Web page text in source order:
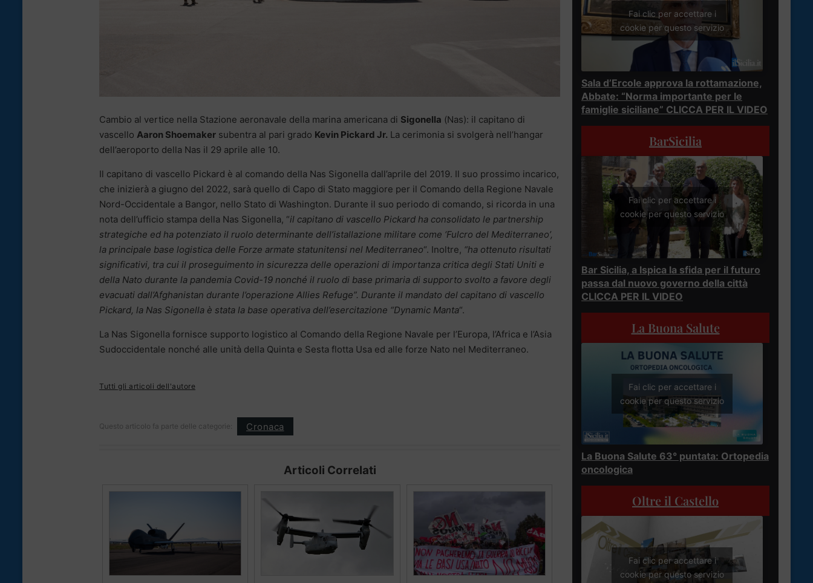
Cambio al vertice nella Stazione aeronavale della marina americana di Sigonella (Nas): il capitano di
vascello Aaron Shoemaker subentra al pari grado Kevin Pickard Jr. La cerimonia si svolgerà nell’hangar
dell’aeroporto della Nas il 29 aprile alle 10.
Il capitano di vascello Pickard è al comando della Nas Sigonella dall’aprile del 2019. Il suo prossimo incarico,
che inizierà a giugno del 2022, sarà quello di Capo di Stato maggiore per il Comando della Regione Navale
Nord-Occidentale a Bangor, nello Stato di Washington. Durante il suo periodo di comando, si ricorda in una
nota dell’ufficio stampa della Nas Sigonella, “il capitano di vascello Pickard ha consolidato le partnership
strategiche ed ha potenziato il ruolo determinante dell’istallazione militare come ‘Fulcro del Mediterraneo’,
la principale base logistica delle Forze armate statunitensi nel Mediterraneo“. Inoltre, “ha ottenuto risultati
significativi, tra cui il proseguimento in sicurezza delle operazioni di importanza critica degli Stati Uniti e
della Nato durante la pandemia Covid-19 nonché il ruolo di base primaria di supporto svolto a favore degli
evacuati dall’Afghanistan durante l’operazione Allies Refuge”. Durante il mandato del capitano di vascello
Pickard, la Nas Sigonella è stata la base operativa dell’esercitazione “Dynamic Manta“.
La Nas Sigonella fornisce supporto logistico al Comando della Regione Navale per l’Europa, l’Africa e l’Asia
Sudoccidentale nonché alle unità della Quinta e Sesta flotta Usa ed alle forze Nato nel Mediterraneo.
Tutti gli articoli dell'autore
Questo articolo fa parte delle categorie: Cronaca
Articoli Correlati
Fai clic per accettare i
cookie per questo servizio
Sala d’Ercole approva la rottamazione,
Abbate: “Norma importante per le
famiglie siciliane” CLICCA PER IL VIDEO
BarSicilia
Fai clic per accettare i
cookie per questo servizio
Bar Sicilia, a Ispica la sfida per il futuro
passa dal nuovo governo della città
CLICCA PER IL VIDEO
La Buona Salute
Fai clic per accettare i
cookie per questo servizio
La Buona Salute 63° puntata: Ortopedia
oncologica
Oltre il Castello
Fai clic per accettare i
cookie per questo servizio